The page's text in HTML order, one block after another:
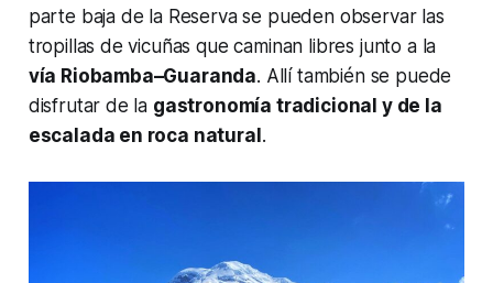
parte baja de la Reserva se pueden observar las
tropillas de vicuñas que caminan libres junto a la
vía Riobamba–Guaranda. Allí también se puede
disfrutar de la gastronomía tradicional y de la
escalada en roca natural .